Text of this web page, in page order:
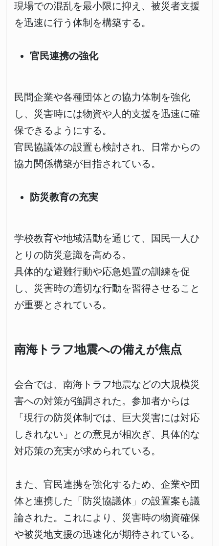
現場での混乱を最小限に抑え、被災者支援
を迅速に行う体制を構築する。
官民連携の強化
民間企業や各種団体との協力体制を強化
し、災害時には物資や人的支援を迅速に確
保できるようにする。
官民協議体の設置も検討され、日常からの
協力関係構築が目指されている。
防災教育の充実
学校教育や地域活動を通じて、国民一人ひ
とりの防災意識を高める。
具体的な避難行動や応急処置の訓練を促
し、災害時の適切な行動を習得させること
が重要とされている。
南海トラフ地震への備えが焦点
会合では、南海トラフ地震などの大規模災
害への対策が強調された。参加者からは
「現行の防災体制では、巨大災害には対応
しきれない」との意見が相次ぎ、具体的な
対応策の充実が求められている。
また、官民連携を強化するため、企業や団
体と連携した「防災協議体」の設置案も議
論された。これにより、災害時の物資確保
や被災地支援の迅速化が期待されている。